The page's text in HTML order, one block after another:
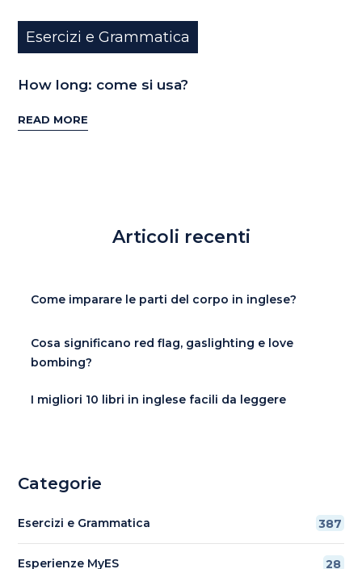
Esercizi e Grammatica
How long: come si usa?
READ MORE
Articoli recenti
Come imparare le parti del corpo in inglese?
Cosa significano red flag, gaslighting e love
bombing?
I migliori 10 libri in inglese facili da leggere
Categorie
Esercizi e Grammatica 387
Esperienze MyES 28